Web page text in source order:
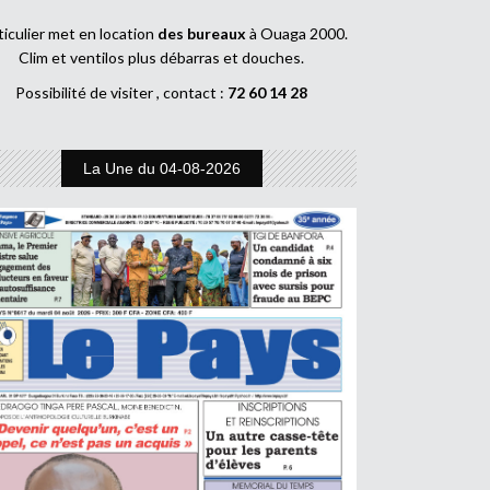
met en location des bureaux à Ouaga 2000.
Clim et ventilos plus débarras et douches.
Possibilité de visiter , contact : 72 60 14 28
La Une du 04-08-2026